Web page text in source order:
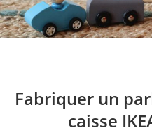
Fabriquer un
caisse